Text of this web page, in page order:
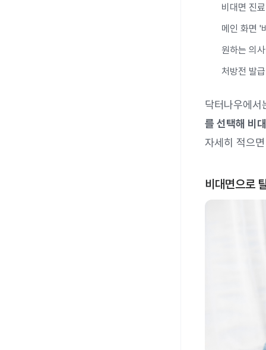
비대면 진
메인 화면 '
원하는 의
처방전 발
닥터나우에
를 선택해 비
자세히 적으
비대면으로